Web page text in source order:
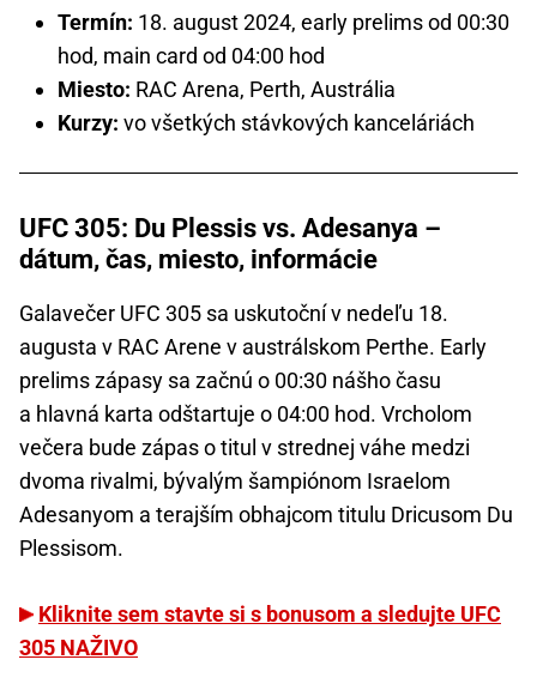
Termín: 18. august 2024, early prelims od 00:30
hod, main card od 04:00 hod
Miesto: RAC Arena, Perth, Austrália
Kurzy: vo všetkých stávkových kanceláriách
UFC 305: Du Plessis vs. Adesanya –
dátum, čas, miesto, informácie
Galavečer UFC 305 sa uskutoční v nedeľu 18.
augusta v RAC Arene v austrálskom Perthe. Early
prelims zápasy sa začnú o 00:30 nášho času
a hlavná karta odštartuje o 04:00 hod. Vrcholom
večera bude zápas o titul v strednej váhe medzi
dvoma rivalmi, bývalým šampiónom Israelom
Adesanyom a terajším obhajcom titulu Dricusom Du
Plessisom.
Kliknite sem stavte si s bonusom a sledujte UFC
305 NAŽIVO